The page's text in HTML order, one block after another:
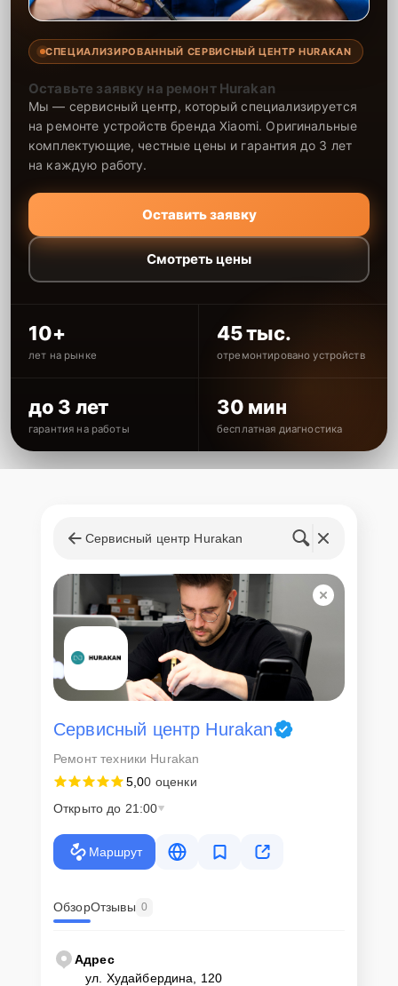
СПЕЦИАЛИЗИРОВАННЫЙ СЕРВИСНЫЙ ЦЕНТР HURAKAN
Оставьте заявку на ремонт Hurakan
Мы — сервисный центр, который специализируется
на ремонте устройств бренда Xiaomi. Оригинальные
комплектующие, честные цены и гарантия до 3 лет
на каждую работу.
Оставить заявку
Смотреть цены
10+
лет на рынке
45 тыс.
отремонтировано устройств
до 3 лет
гарантия на работы
30 мин
бесплатная диагностика
Сервисный центр Hurakan
Сервисный центр Hurakan
Ремонт техники Hurakan
5,00 оценки
Открыто до 21:00
Маршрут
ОбзорОтзывы 0
Адрес
ул. Худайбердина, 120